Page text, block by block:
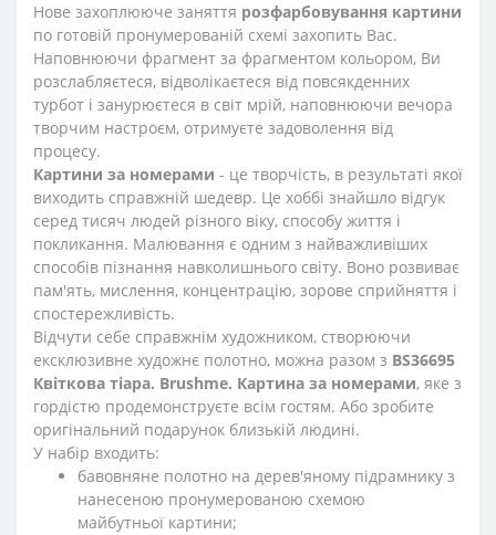
Нове захоплююче заняття розфарбовування картини
по готовій пронумерованій схемі захопить Вас.
Наповнюючи фрагмент за фрагментом кольором, Ви
розслабляєтеся, відволікаєтеся від повсякденних
турбот і занурюєтеся в світ мрій, наповнюючи вечора
творчим настроєм, отримуєте задоволення від
процесу.
Картини за номерами - це творчість, в результаті якої
виходить справжній шедевр. Це хоббі знайшло відгук
серед тисяч людей різного віку, способу життя і
покликання. Малювання є одним з найважливіших
способів пізнання навколишнього світу. Воно розвиває
пам'ять, мислення, концентрацію, зорове сприйняття і
спостережливість.
Відчути себе справжнім художником, створюючи
ексклюзивне художнє полотно, можна разом з BS36695
Квіткова тіара. Brushme. Картина за номерами, яке з
гордістю продемонструєте всім гостям. Або зробите
оригінальний подарунок близькій людині.
У набір входить:
бавовняне полотно на дерев'яному підрамнику з
нанесеною пронумерованою схемою
майбутньої картини;